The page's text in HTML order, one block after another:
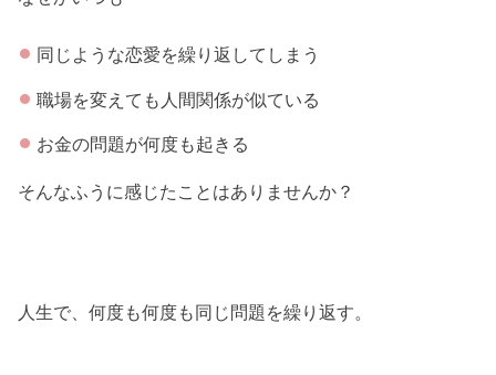
同じような恋愛を繰り返してしまう
職場を変えても人間関係が似ている
お金の問題が何度も起きる
そんなふうに感じたことはありませんか？
人生で、何度も何度も同じ問題を繰り返す。